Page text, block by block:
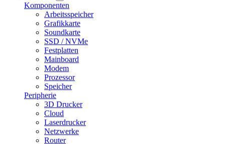
Komponenten
Arbeitsspeicher
Grafikkarte
Soundkarte
SSD / NVMe
Festplatten
Mainboard
Modem
Prozessor
Speicher
Peripherie
3D Drucker
Cloud
Laserdrucker
Netzwerke
Router